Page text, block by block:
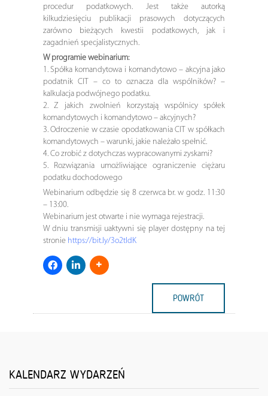
procedur podatkowych. Jest także autorką
kilkudziesięciu publikacji prasowych dotyczących
zarówno bieżących kwestii podatkowych, jak i
zagadnień specjalistycznych.
W programie webinarium:
1. Spółka komandytowa i komandytowo – akcyjna jako
podatnik CIT – co to oznacza dla wspólników? –
kalkulacja podwójnego podatku.
2. Z jakich zwolnień korzystają wspólnicy spółek
komandytowych i komandytowo – akcyjnych?
3. Odroczenie w czasie opodatkowania CIT w spółkach
komandytowych – warunki, jakie należało spełnić.
4. Co zrobić z dotychczas wypracowanymi zyskami?
5. Rozwiązania umożliwiające ograniczenie ciężaru
podatku dochodowego
Webinarium odbędzie się 8 czerwca br. w godz. 11:30
– 13:00.
Webinarium jest otwarte i nie wymaga rejestracji.
W dniu transmisji uaktywni się player dostępny na tej
stronie https://bit.ly/3o2tldK
POWRÓT
KALENDARZ WYDARZEŃ